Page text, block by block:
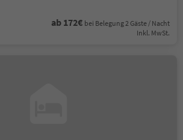
ab 172€ bei Belegung 2 Gäste / Nacht
Inkl. MwSt.